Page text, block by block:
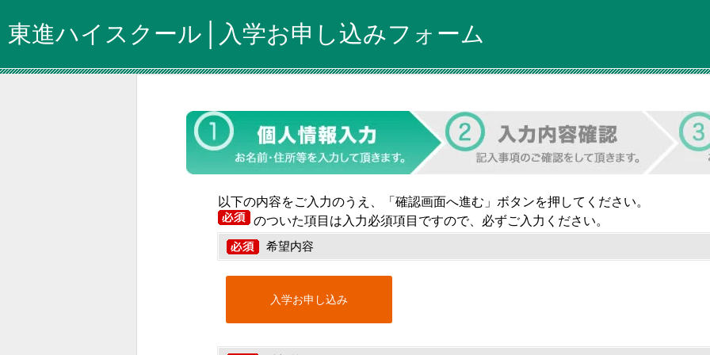
東進ハイスクール│入学お申し込みフォーム
以下の内容をご入力のうえ、「確認画面へ進む」ボタンを押してください。
のついた項目は入力必須項目ですので、必ずご入力ください。
希望内容
入学お申し込み